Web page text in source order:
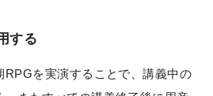
する
を実演することで、講義中の